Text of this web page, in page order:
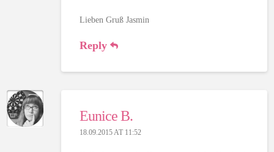
Lieben Gruß Jasmin
Reply
Eunice B.
18.09.2015 AT 11:52